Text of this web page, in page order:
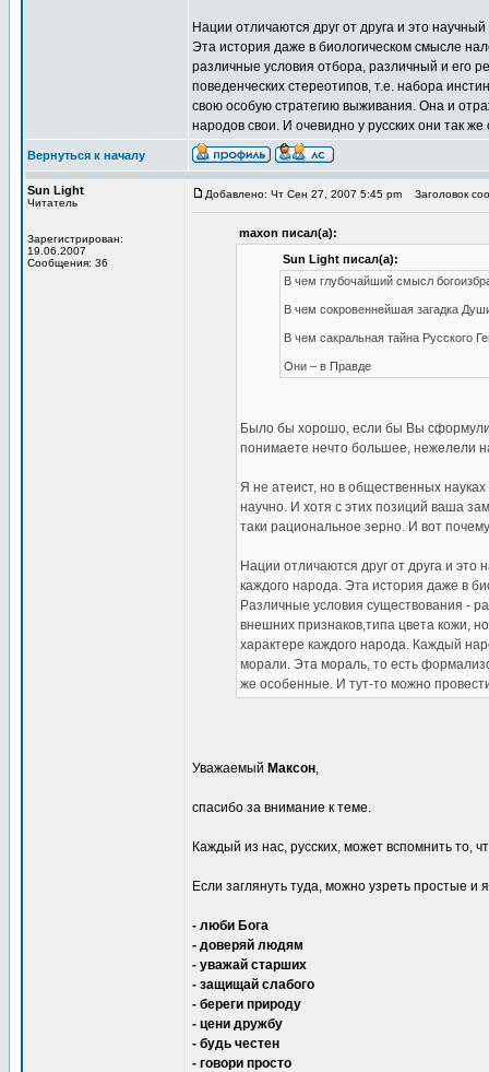
Нации отличаются друг от друга и это
Эта история даже в биологическом смысле
различные условия отбора, различный и его
поведенческих стереотипов, т.е. набора
свою особую стратегию выживания. Она и
народов свои. И очевидно у русских они так
Вернуться к началу
Sun Light
Читатель
Зарегистрирован:
19.06.2007
Сообщения: 36
Добавлено: Чт Сен 27, 2007 5:45 pm Заголовок
maxon писал(а):
Sun Light писал(а):
В чем глубочайший смысл
В чем сокровеннейшая загадка
В чем сакральная тайна Русского
Они – в Правде
Было бы хорошо, если бы Вы
понимаете нечто большее, нежелели
Я не атеист, но в общественных
научно. И хотя с этих позиций ваша
таки рациональное зерно. И вот
Нации отличаются друг от друга и
каждого народа. Эта история даже в
Различные условия существования -
внешних признаков,типа цвета кожи,
характере каждого народа. Каждый
морали. Эта мораль, то есть
же особенные. И тут-то можно
Уважаемый Максон,
спасибо за внимание к теме.
Каждый из нас, русских, может вспомнить то,
Если заглянуть туда, можно узреть простые и
- люби Бога
- доверяй людям
- уважай старших
- защищай слабого
- береги природу
- цени дружбу
- будь честен
- говори просто